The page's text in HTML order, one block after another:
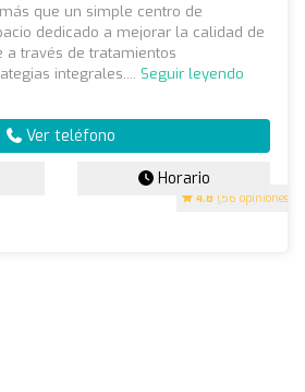
4.8 (56 opiniones)
que un simple centro de
dedicado a mejorar la calidad de
a través de tratamientos
integrales.... Seguir leyendo
Ver teléfono
Horario